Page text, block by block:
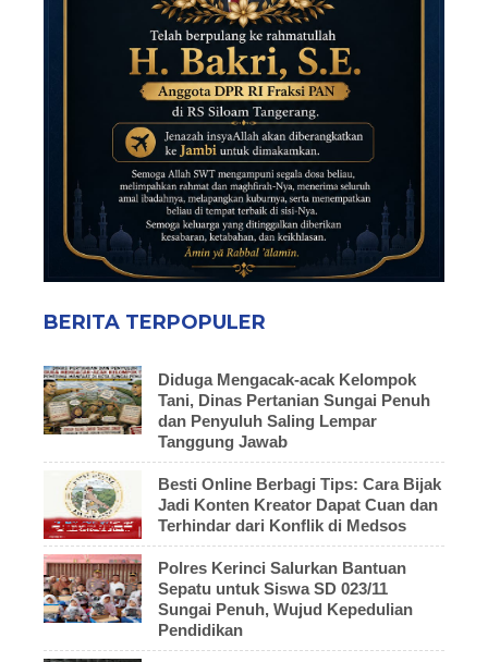
BERITA TERPOPULER
Diduga Mengacak-acak Kelompok
Tani, Dinas Pertanian Sungai Penuh
dan Penyuluh Saling Lempar
Tanggung Jawab
Besti Online Berbagi Tips: Cara Bijak
Jadi Konten Kreator Dapat Cuan dan
Terhindar dari Konflik di Medsos
Polres Kerinci Salurkan Bantuan
Sepatu untuk Siswa SD 023/11
Sungai Penuh, Wujud Kepedulian
Pendidikan